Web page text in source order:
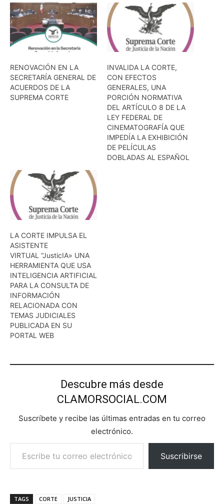
RENOVACIÓN EN LA
SECRETARÍA GENERAL DE
ACUERDOS DE LA
SUPREMA CORTE
INVALIDA LA CORTE,
CON EFECTOS
GENERALES, UNA
PORCIÓN NORMATIVA
DEL ARTÍCULO 8 DE LA
LEY FEDERAL DE
CINEMATOGRAFÍA QUE
IMPEDÍA LA EXHIBICIÓN
DE PELÍCULAS
DOBLADAS AL ESPAÑOL
LA CORTE IMPULSA EL
ASISTENTE
VIRTUAL “JusticIA» UNA
HERRAMIENTA QUE USA
INTELIGENCIA ARTIFICIAL
PARA LA CONSULTA DE
INFORMACIÓN
RELACIONADA CON
TEMAS JUDICIALES
PUBLICADA EN SU
PORTAL WEB
Descubre más desde
CLAMORSOCIAL.COM
Suscríbete y recibe las últimas entradas en tu correo
electrónico.
Escribe tu correo electrónico…
Suscribirse
TAGS CORTE
JUSTICIA